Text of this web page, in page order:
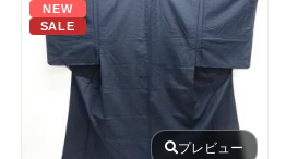
NEW
SALE
プレビュー